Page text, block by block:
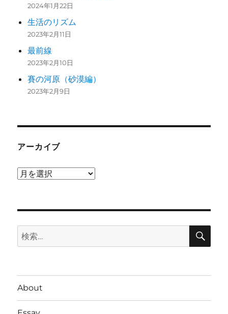
2024年1月22日
生活のリズム
2023年2月11日
最前線
2023年2月10日
賽の河原（砂漠編）
2023年2月9日
アーカイブ
ア
検
索:
検
About